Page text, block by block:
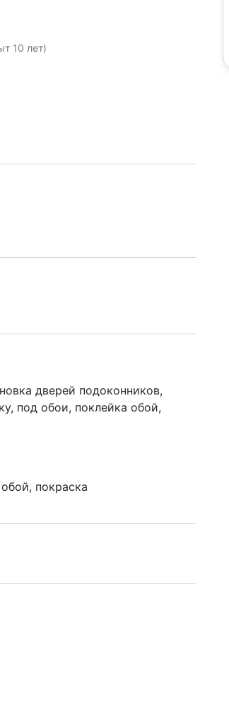
10 лет)
дверей подоконников,
под обои, поклейка обой,
покраска